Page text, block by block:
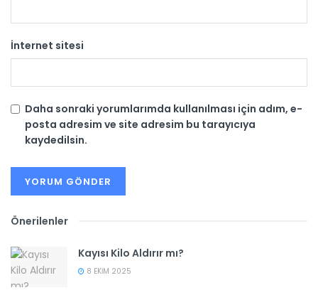
İnternet sitesi
Daha sonraki yorumlarımda kullanılması için adım, e-
posta adresim ve site adresim bu tarayıcıya
kaydedilsin.
Önerilenler
Kayısı Kilo Aldırır mı?
8 EKIM 2025